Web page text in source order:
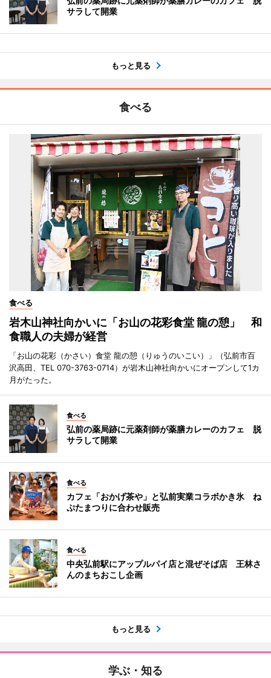
サラして開業
もっと見る
食べる
食べる
岩木山神社向かいに「お山の花彩食堂 龍の憩」 和
食職人の夫婦が経営
「お山の花彩（かさい）食堂 龍の憩（りゅうのいこい）」（弘前市百
沢高田、TEL 070-3763-0714）が岩木山神社向かいにオープンして1カ
月がたった。
食べる
弘前の薬局跡に元薬剤師が薬膳カレーのカフェ 脱
サラして開業
食べる
カフェ「おかげ茶や」と弘前実業コラボかき氷 ね
ぷたまつりに合わせ販売
食べる
中央弘前駅にアップルパイ店と混ぜそば店 王林さ
んのまちおこし企画
もっと見る
学ぶ・知る